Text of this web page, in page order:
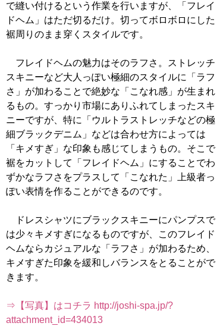
で縫い付けるという作業を行いますが、「フレイ
ドヘム」はただ切るだけ。切ってボロボロにした
裾周りのまま穿くスタイルです。
フレイドヘムの魅力はそのラフさ。ストレッチ
スキニーなど大人っぽい極細のスタイルに「ラフ
さ」が加わることで絶妙な「こなれ感」が生まれ
るもの。すっかり市場にありふれてしまったスキ
ニーですが、特に「ウルトラストレッチなどの極
細ブラックデニム」などは合わせ方によっては
「キメすぎ」な印象も感じてしまうもの。そこで
裾をカットして「フレイドヘム」にすることでわ
ずかなラフさをプラスして「こなれた」上級者っ
ぽい表情を作ることができるのです。
ドレスシャツにブラックスキニーにパンプスで
は少々キメすぎになるものですが、このフレイド
ヘムならカジュアルな「ラフさ」が加わるため、
キメすぎた印象を緩和しバランスをとることがで
きます。
⇒【写真】はコチラ http://joshi-spa.jp/?
attachment_id=434013